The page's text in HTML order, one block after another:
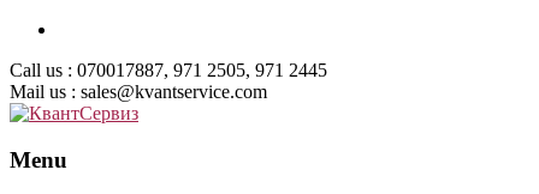
Call us : 070017887, 971 2505, 971 2445
Mail us : sales@kvantservice.com
Menu